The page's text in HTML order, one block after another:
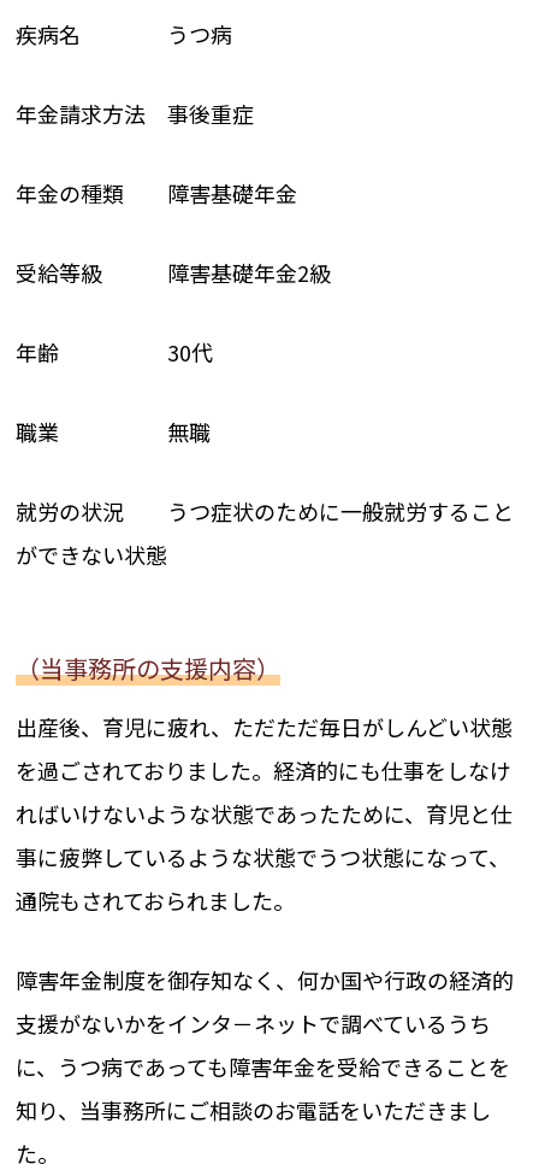
疾病名 うつ病
年金請求方法 事後重症
年金の種類 障害基礎年金
受給等級 障害基礎年金2級
年齢 30代
職業 無職
就労の状況 うつ症状のために一般就労すること
ができない状態
（当事務所の支援内容）
出産後、育児に疲れ、ただただ毎日がしんどい状態
を過ごされておりました。経済的にも仕事をしなけ
ればいけないような状態であったために、育児と仕
事に疲弊しているような状態でうつ状態になって、
通院もされておられました。
障害年金制度を御存知なく、何か国や行政の経済的
支援がないかをインタ－ネットで調べているうち
に、うつ病であっても障害年金を受給できることを
知り、当事務所にご相談のお電話をいただきまし
た。